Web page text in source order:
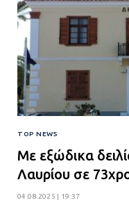
TOP NEWS
Με εξώδικα
Λαυρίου σε
04.08.2025 | 19:37